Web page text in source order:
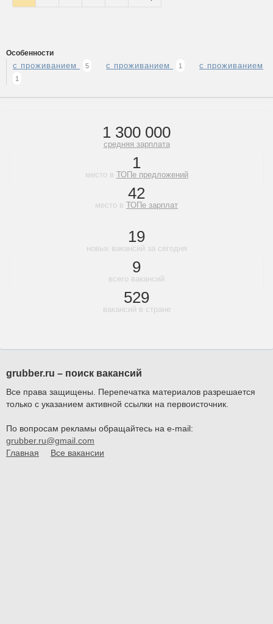
Особенности
с проживанием 5 с проживанием 1 с проживанием
1
1 300 000
средняя зарплата
1
место в ТОПе предложений
42
место в ТОПе зарплат
19
новых вакансий за сегодня
9
всего вакансий
529
вакансий в стране
grubber.ru – поиск вакансий
Все права защищены. Перепечатка материалов разрешается
только с указанием активной ссылки на первоисточник.
По вопросам рекламы обращайтесь на e-mail:
grubber.ru@gmail.com
Главная
Все вакансии